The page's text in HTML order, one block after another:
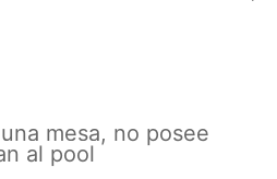
mesa, no posee
al pool